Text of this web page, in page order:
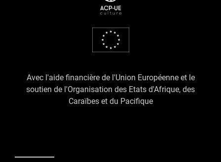
Avec l'aide financière de l'Union Européenne et le
soutien de l'Organisation des Etats d'Afrique, des
Caraïbes et du Pacifique